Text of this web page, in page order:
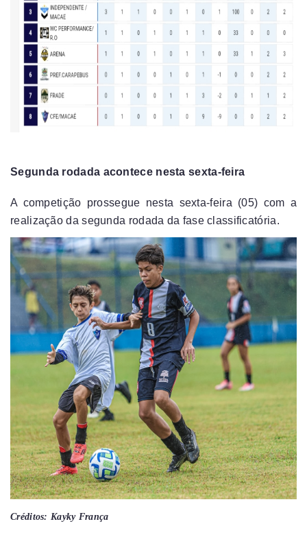
Segunda rodada acontece nesta sexta-feira
A competição prossegue nesta sexta-feira (05) com a
realização da segunda rodada da fase classificatória.
Créditos: Kayky França